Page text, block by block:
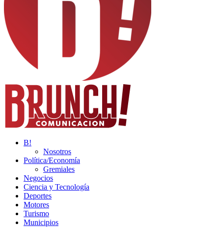
B!
Nosotros
Política/Economía
Gremiales
Negocios
Ciencia y Tecnología
Deportes
Motores
Turismo
Municipios